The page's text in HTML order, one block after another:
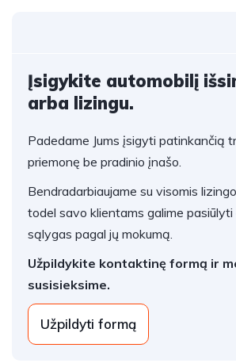
Įsigykite automobilį
arba lizingu.
Padedame Jums įsigyti patinkančią
priemonę be pradinio įnašo.
Bendradarbiaujame su visomis
todel savo klientams galime pasiūlyti
sąlygas pagal jų mokumą.
Užpildykite kontaktinę formą ir
susisieksime.
Užpildyti formą